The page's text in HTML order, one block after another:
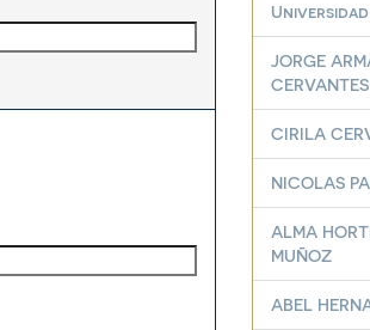
JORGE
CIRILA
NICOLAS
ALMA
MUÑOZ
ABEL